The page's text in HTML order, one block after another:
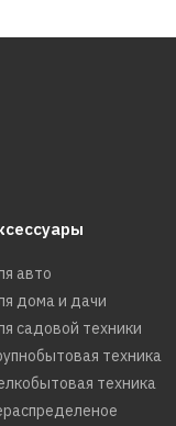
авто
дома и дачи
садовой техники
техника
техника